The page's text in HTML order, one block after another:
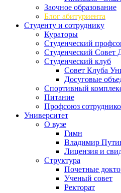
Заочное образование
Блог абитуриента
Студенту и сотруднику
Кураторы
Студенческий
Студенческий Совет
Студенческий клуб
Совет Клуба
Досуговые
Спортивный
Питание
Профсоюз
Университет
О вузе
Гимн
Владимир
Лицензия и
Структура
Почетные
Ученый совет
Ректорат